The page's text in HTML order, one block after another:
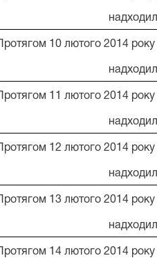
Протягом 10 лютого 2014
Протягом 11 лютого 2014
Протягом 12 лютого 2014
Протягом 13 лютого 2014
Протягом 14 лютого 2014